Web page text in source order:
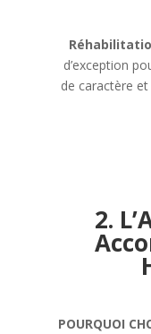
d’exception
de caractère
2.
POURQUOI